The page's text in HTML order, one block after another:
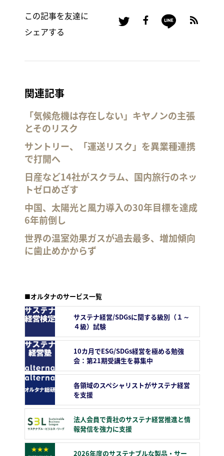
この記事を友達に
シェアする
関連記事
「気候危機は存在しない」キヤノンの主張
とそのリスク
サントリー、「運送リスク」を異業種連携
で打開へ
日産など14社がスクラム、国内旅行のネッ
トゼロめざす
中国、太陽光と風力導入の30年目標を達成
6年前倒し
世界の温室効果ガスが過去最多、増加傾向
に歯止めかからず
■オルタナのサービス一覧
サステナ経営/SDGsに関する級別（１～
４級）試験
10カ月でESG/SDGs経営を極める勉強
会：第21期受講生を募集中
各領域のスペシャリストがサステナ経営
を支援
法人会員で貴社のサステナ経営推進と情
報発信を強力に支援
2026年度のサステナブルな製品・サー